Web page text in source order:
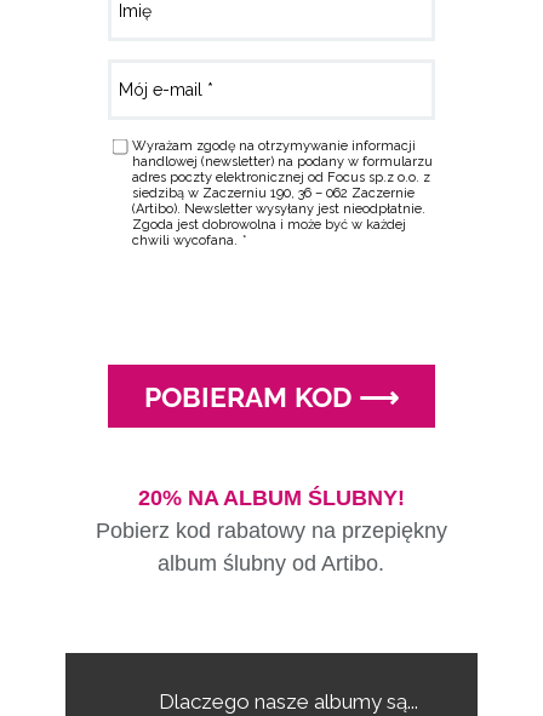
20%NA ALBUM ŚLUBNY!
Pobierz kod rabatowy na przepiękny
album ślubny od Artibo.
Mój e-mail
POBIERAM KOD ⟶
Wyrażam zgodę na otrzymywanie informacji
handlowej (newsletter) na podany w formularzu
adres poczty elektronicznej od Focus sp.z o.o. z
siedzibą w Zaczerniu 190, 36 – 062 Zaczernie
(Artibo). Newsletter wysyłany jest nieodpłatnie.
Zgoda jest dobrowolna i może być w każdej
chwili wycofana.
Imię
Dlaczego nasze albumy są...